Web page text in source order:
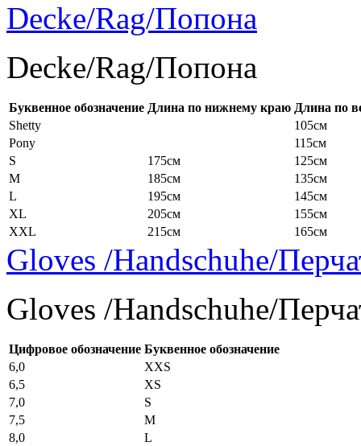
Decke/Rag/Попона
Decke/Rag/Попона
Буквенное обозначение Длина по нижнему краю Длина по
Shetty
105см
Pony
115см
S
175см
125см
M
185см
135см
L
195см
145см
XL
205см
155см
XXL
215см 165см
Gloves /Handschuhe/
Gloves /Handschuhe/
Цифровое обозначение Буквенное обозначение
6,0
XXS
6,5
XS
7,0
S
7,5
M
8,0
L